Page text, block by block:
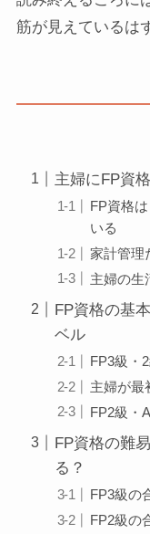
筋が見えているは
主婦にFP資
FP資格
いる
家計管理
主婦の生
FP資格の基
ベル
FP3級・
主婦が最
FP2級・
FP資格の難
る？
FP3級の
FP2級の